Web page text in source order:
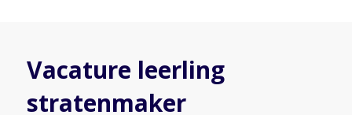
Vacature leerling
stratenmaker